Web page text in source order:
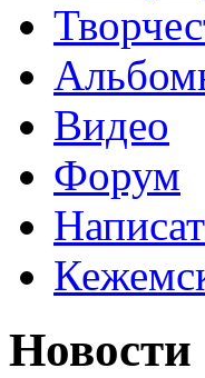
Видео
Форум
Новости